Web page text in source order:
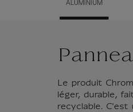
ALUMINIUM
Le produit
léger, durable,
recyclable. C'est